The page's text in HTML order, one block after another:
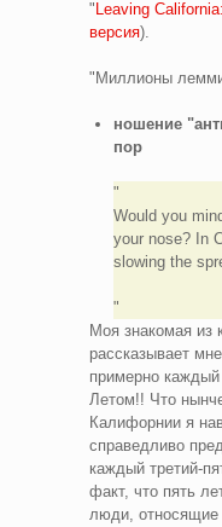
" Leaving
версия).
"Миллионы
ношение
пор
Would you
your nose? In
slowing the
Моя знакомая из
рассказывает
примерно
Летом!! Что
Калифорнии я
справедливо
каждый третий-
факт, что пять
люди, относящие